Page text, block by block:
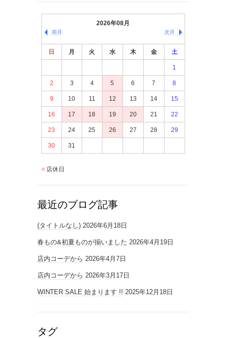
2026年08月
前月 次月
日 月 火 水 木 金 土
1
2 3 4 5 6 7 8
9 10 11 12 13 14 15
16 17 18 19 20 21 22
23 24 25 26 27 28 29
30 31
店休日
最近のブログ記事
(タイトルなし) 2026年6月18日
春もの&初夏ものが揃いました 2026年4月19日
店内コーデから 2026年4月7日
店内コーデから 2026年3月17日
WINTER SALE 始まります !! 2025年12月18日
タグ